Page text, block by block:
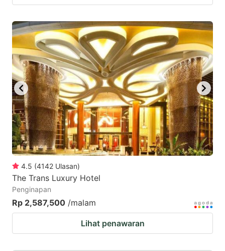
4.5 (4142 Ulasan)
The Trans Luxury Hotel
Penginapan
Rp 2,587,500 /malam
Lihat penawaran